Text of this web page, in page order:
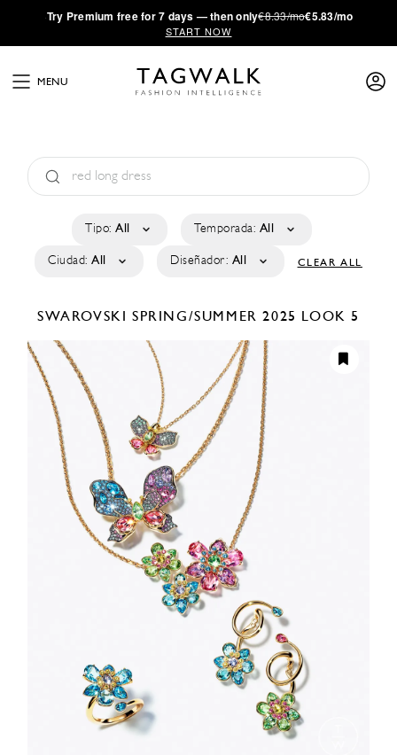
·Try Premium free for 7 days — then only€8.33/mo€5.83/mo
START NOW
MENU
Tipo: All Temporada: All
Ciudad: All Diseñador: All CLEAR ALL
SWAROVSKI SPRING/SUMMER 2025 LOOK 5